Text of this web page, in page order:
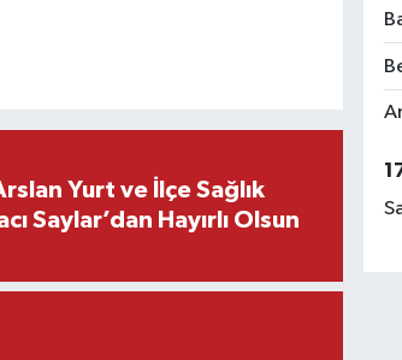
Yurt ve İlçe Sağlık
Saylar’dan Hayırlı Olsun